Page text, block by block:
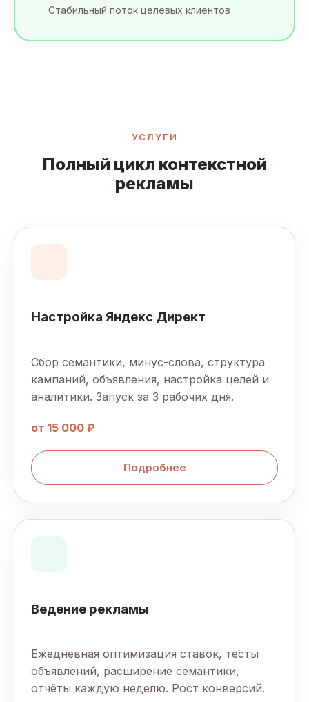
Стабильный поток целевых клиентов
УСЛУГИ
Полный цикл контекстной
рекламы
Настройка Яндекс Директ
Сбор семантики, минус-слова, структура
кампаний, объявления, настройка целей и
аналитики. Запуск за 3 рабочих дня.
от 15 000 ₽
Подробнее
Ведение рекламы
Ежедневная оптимизация ставок, тесты
объявлений, расширение семантики,
отчёты каждую неделю. Рост конверсий.